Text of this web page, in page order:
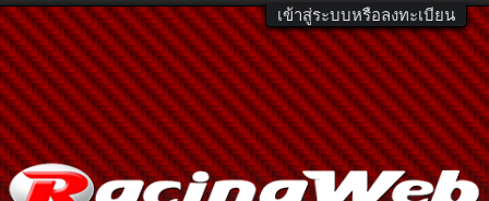
เข้าสู่ระบบหรือลงทะเบียน